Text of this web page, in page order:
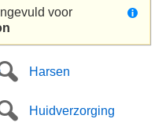
voor
Harsen
Huidverzorging